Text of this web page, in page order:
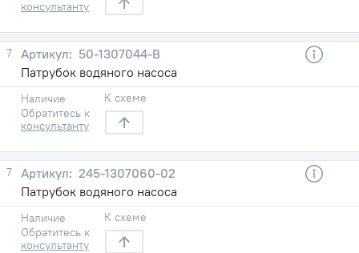
консультанту
7
50-1307044-В
Патрубок водяного насоса
Наличие
Обратитесь к
консультанту
К схеме
7
245-1307060-02
Патрубок водяного насоса
Наличие
Обратитесь к
консультанту
К схеме